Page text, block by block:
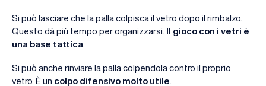
Si può lasciare che la palla colpisca il vetro dopo il rimbalzo.
Questo dà più tempo per organizzarsi. Il gioco con i vetri è
una base tattica
Si può anche rinviare la palla colpendola contro il proprio
vetro. È un colpo difensivo molto utile